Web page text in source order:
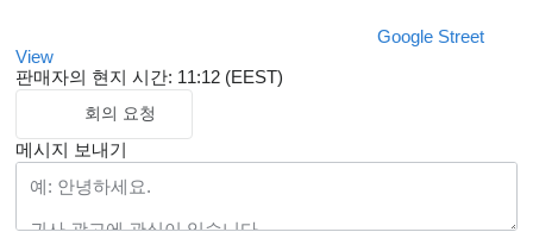
Google Street
View
판매자의 현지 시간: 11:12 (EEST)
회의 요청
메시지 보내기